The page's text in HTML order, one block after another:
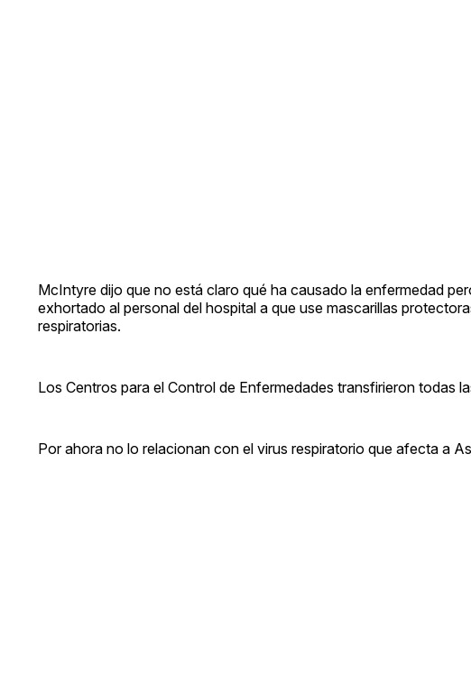
McIntyre dijo que no está claro qué ha causado la enfermedad
exhortado al personal del hospital a que use mascarillas
respiratorias.
Los Centros para el Control de Enfermedades transfirieron todas
Por ahora no lo relacionan con el virus respiratorio que afecta a